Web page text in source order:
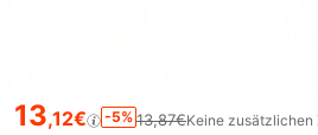
13,12€ -5% 13,87€Keine zusätzlichen